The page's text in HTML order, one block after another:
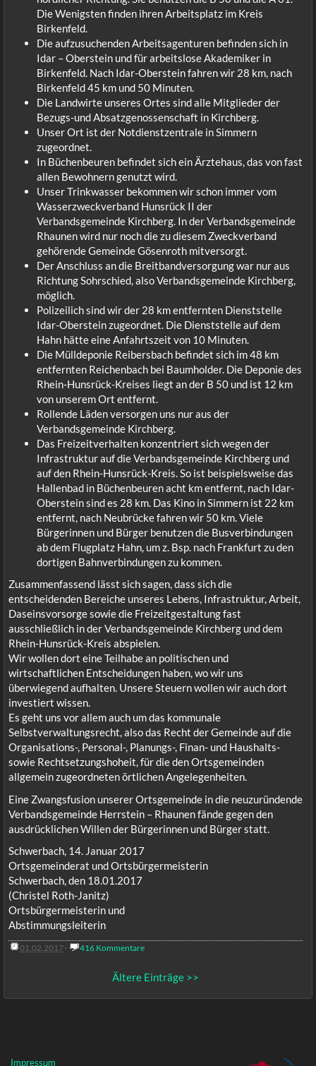
Die Wenigsten finden ihren Arbeitsplatz im Kreis
Birkenfeld.
Die aufzusuchenden Arbeitsagenturen befinden sich in
Idar – Oberstein und für arbeitslose Akademiker in
Birkenfeld. Nach Idar-Oberstein fahren wir 28 km, nach
Birkenfeld 45 km und 50 Minuten.
Die Landwirte unseres Ortes sind alle Mitglieder der
Bezugs-und Absatzgenossenschaft in Kirchberg.
Unser Ort ist der Notdienstzentrale in Simmern
zugeordnet.
In Büchenbeuren befindet sich ein Ärztehaus, das von fast
allen Bewohnern genutzt wird.
Unser Trinkwasser bekommen wir schon immer vom
Wasserzweckverband Hunsrück II der
Verbandsgemeinde Kirchberg. In der Verbandsgemeinde
Rhaunen wird nur noch die zu diesem Zweckverband
gehörende Gemeinde Gösenroth mitversorgt.
Der Anschluss an die Breitbandversorgung war nur aus
Richtung Sohrschied, also Verbandsgemeinde Kirchberg,
möglich.
Polizeilich sind wir der 28 km entfernten Dienststelle
Idar-Oberstein zugeordnet. Die Dienststelle auf dem
Hahn hätte eine Anfahrtszeit von 10 Minuten.
Die Mülldeponie Reibersbach befindet sich im 48 km
entfernten Reichenbach bei Baumholder. Die Deponie des
Rhein-Hunsrück-Kreises liegt an der B 50 und ist 12 km
von unserem Ort entfernt.
Rollende Läden versorgen uns nur aus der
Verbandsgemeinde Kirchberg.
Das Freizeitverhalten konzentriert sich wegen der
Infrastruktur auf die Verbandsgemeinde Kirchberg und
auf den Rhein-Hunsrück-Kreis. So ist beispielsweise das
Hallenbad in Büchenbeuren acht km entfernt, nach Idar-
Oberstein sind es 28 km. Das Kino in Simmern ist 22 km
entfernt, nach Neubrücke fahren wir 50 km. Viele
Bürgerinnen und Bürger benutzen die Busverbindungen
ab dem Flugplatz Hahn, um z. Bsp. nach Frankfurt zu den
dortigen Bahnverbindungen zu kommen.
Zusammenfassend lässt sich sagen, dass sich die
entscheidenden Bereiche unseres Lebens, Infrastruktur, Arbeit,
Daseinsvorsorge sowie die Freizeitgestaltung fast
ausschließlich in der Verbandsgemeinde Kirchberg und dem
Rhein-Hunsrück-Kreis abspielen.
Wir wollen dort eine Teilhabe an politischen und
wirtschaftlichen Entscheidungen haben, wo wir uns
überwiegend aufhalten. Unsere Steuern wollen wir auch dort
investiert wissen.
Es geht uns vor allem auch um das kommunale
Selbstverwaltungsrecht, also das Recht der Gemeinde auf die
Organisations-, Personal-, Planungs-, Finan- und Haushalts-
sowie Rechtsetzungshoheit, für die den Ortsgemeinden
allgemein zugeordneten örtlichen Angelegenheiten.
Eine Zwangsfusion unserer Ortsgemeinde in die neuzuründende
Verbandsgemeinde Herrstein – Rhaunen fände gegen den
ausdrücklichen Willen der Bürgerinnen und Bürger statt.
Schwerbach, 14. Januar 2017
Ortsgemeinderat und Ortsbürgermeisterin
Schwerbach, den 18.01.2017
(Christel Roth-Janitz)
Ortsbürgermeisterin und
Abstimmungsleiterin
01.02.2017 · 416 Kommentare
Ältere Einträge >>
Impressum